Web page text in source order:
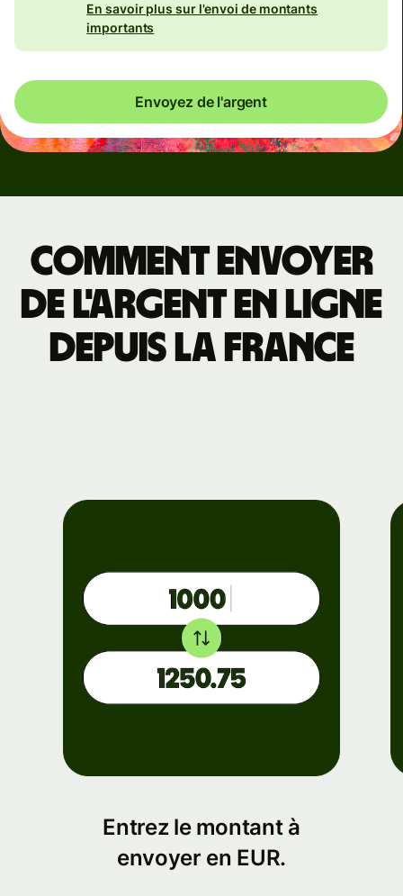
En savoir plus sur l'envoi de montants
importants
Envoyez de l'argent
Comment envoyer
de l'argent en ligne
depuis la France
Entrez le montant à
envoyer en EUR.